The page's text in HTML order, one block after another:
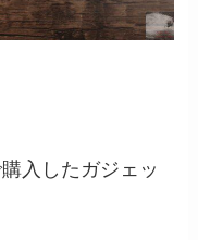
入したガジェッ